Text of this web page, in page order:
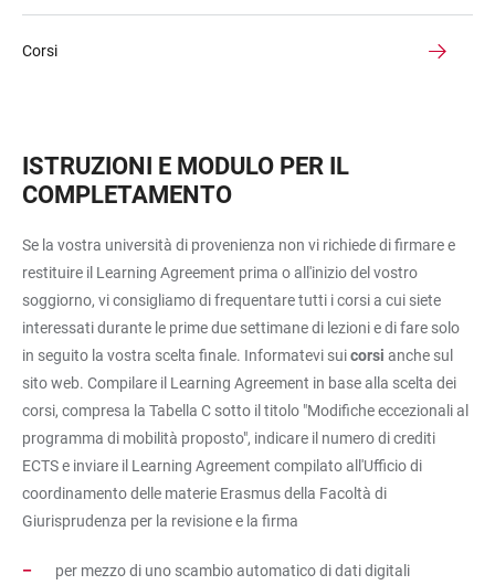
Corsi
ISTRUZIONI E MODULO PER IL
COMPLETAMENTO
Se la vostra università di provenienza non vi richiede di firmare e
restituire il Learning Agreement prima o all'inizio del vostro
soggiorno, vi consigliamo di frequentare tutti i corsi a cui siete
interessati durante le prime due settimane di lezioni e di fare solo
in seguito la vostra scelta finale. Informatevi suicorsi anche sul
sito web. Compilare il Learning Agreement in base alla scelta dei
corsi, compresa la Tabella C sotto il titolo "Modifiche eccezionali al
programma di mobilità proposto", indicare il numero di crediti
ECTS e inviare il Learning Agreement compilato all'Ufficio di
coordinamento delle materie Erasmus della Facoltà di
Giurisprudenza per la revisione e la firma
per mezzo di uno scambio automatico di dati digitali